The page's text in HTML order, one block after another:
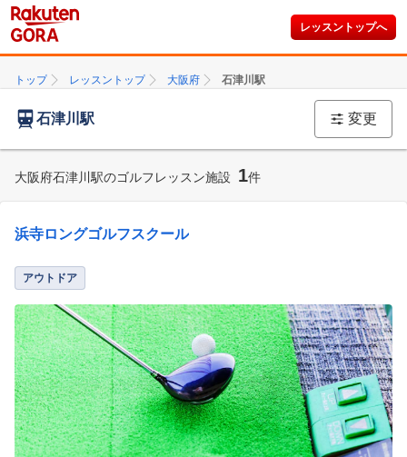
レッスントップへ
トップ レッスントップ 大阪府 石津川駅
石津川駅 変更
大阪府石津川駅のゴルフレッスン施設 1件
浜寺ロングゴルフスクール
アウトドア